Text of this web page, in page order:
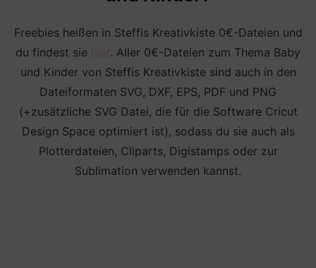
Freebies heißen in Steffis Kreativkiste 0€-Dateien und
du findest sie
. Aller 0€-Dateien zum Thema Baby
und Kinder von Steffis Kreativkiste sind auch in den
Dateiformaten SVG, DXF, EPS, PDF und PNG
(+zusätzliche SVG Datei, die für die Software Cricut
Design Space optimiert ist), sodass du sie auch als
Plotterdateien, Cliparts, Digistamps oder zur
Sublimation verwenden kannst.